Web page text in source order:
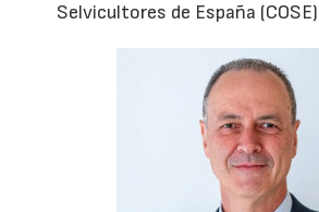
Selvicultores de España